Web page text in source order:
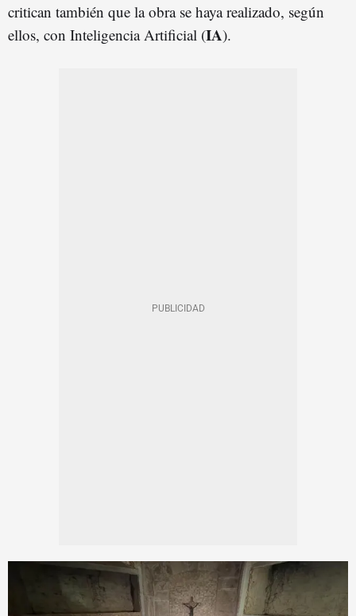
critican también que la obra se haya realizado, según
ellos, con Inteligencia Artificial (IA).